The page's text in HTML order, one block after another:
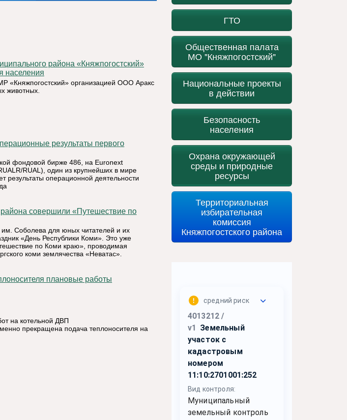
населения
«Княжпогостский» организацией ООО Аракс
животных.
фондовой бирже 486, на Euronext
RUAL), один из крупнейших в мире
результаты операционной деятельности
Соболева для юных читателей и их
«День Республики Коми». Это уже
по Коми краю», проводимая
коми землячества «Неватас».
плановые работы
на котельной ДВП
прекращена подача теплоносителя на
ГТО
Общественная палата
МО "Княжпогостский"
Национальные проекты
в действии
Безопасность
населения
Охрана окружающей
среды и природные
ресурсы
Территориальная
избирательная
комиссия
Княжпогостского района